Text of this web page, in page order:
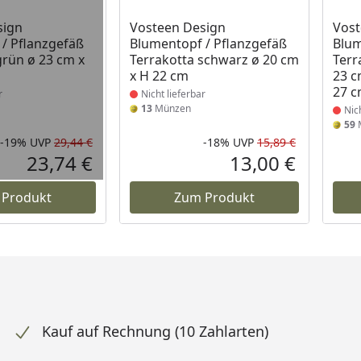
Pflanzgefäß
ø 23 cm x
lieferbar
Rabatt in Prozent
-19%
Ursprünglicher Preis
UVP 29,44 €
Aktueller Preis
23,74 €
Vosteen Design
Blumentopf / Pflanzgefäß
Terrakotta schwarz ø 20 cm
x H 22 cm
Produkt nicht lieferbar
Nicht lieferbar
13 Münzen
Rabatt in
-18% UVP 15,89 €
Aktueller
13,00 €
Zum Produkt
23
27
59
Kauf auf Rechnung (10 Zahlarten)